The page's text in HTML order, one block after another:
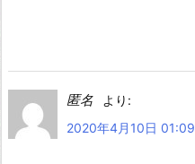
匿名
より:
2020年4月10日 01:09